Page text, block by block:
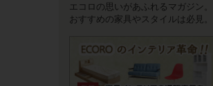
エコロの思いがあふれるマガジン。
おすすめの家具やスタイルは必見。